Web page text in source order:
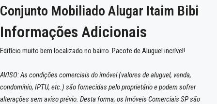
Conjunto Mobiliado Alugar Itaim Bibi
Informações Adicionais
Edifício muito bem localizado no bairro. Pacote de Aluguel incrível!
AVISO: As condições comerciais do imóvel (valores de aluguel, venda,
condomínio, IPTU, etc.) são fornecidas pelo proprietário e podem sofrer
alterações sem aviso prévio. Desta forma, os Imóveis Comerciais SP são